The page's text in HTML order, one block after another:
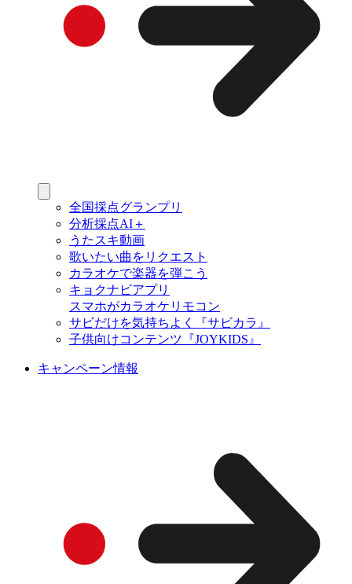
全国採点グランプリ
分析採点AI＋
うたスキ動画
歌いたい曲をリクエスト
カラオケで楽器を弾こう
キョクナビアプリ
スマホがカラオケリモコン
サビだけを気持ちよく『サビカラ』
子供向けコンテンツ『JOYKIDS』
キャンペーン情報